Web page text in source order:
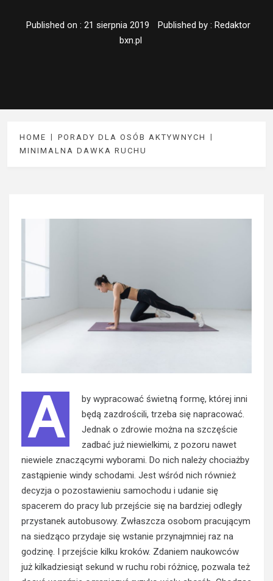
Published on : 21 sierpnia 2019 Published by : Redaktor
bxn.pl
HOME
PORADY DLA OSÓB AKTYWNYCH
MINIMALNA DAWKA RUCHU
A
by wypracować świetną formę, której inni
będą zazdrościli, trzeba się napracować.
Jednak o zdrowie można na szczęście
zadbać już niewielkimi, z pozoru nawet
niewiele znaczącymi wyborami. Do nich należy chociażby
zastąpienie windy schodami. Jest wśród nich również
decyzja o pozostawieniu samochodu i udanie się
spacerem do pracy lub przejście się na bardziej odległy
przystanek autobusowy. Zwłaszcza osobom pracującym
na siedząco przydaje się wstanie przynajmniej raz na
godzinę. I przejście kilku kroków. Zdaniem naukowców
już kilkadziesiąt sekund w ruchu robi różnicę, pozwala też